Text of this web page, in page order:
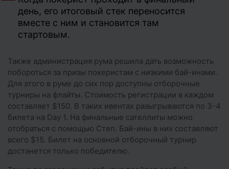
день, его итоговый стек переносится
вместе с ним и становится там
стартовым.
Также администрация рума решила дать возможность
побороться за призы покеристам с низкими бай-инами.
Для этого в руме до сих пор доступны отборочные
турниры на флайты. Стоимость регистрации в каждом
составляет $150. В таких ивентах разыгрываются по 3-4
билета на Day 1. На финальные сателлиты можно
отобраться с помощью Степ. Бай-ины в них составляют
всего $15. Билет на основной отборочный турнир
достанется только победителю.